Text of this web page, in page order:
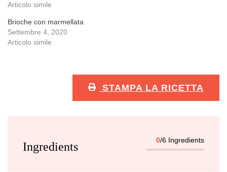
Articolo simile
Brioche con marmellata
Settembre 4, 2020
Articolo simile
STAMPA LA RICETTA
Ingredients
0/6 Ingredients